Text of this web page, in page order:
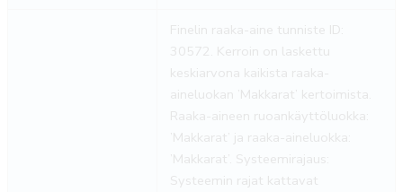
Finelin raaka-aine tunniste ID:
30572. Kerroin on laskettu
keskiarvona kaikista raaka-
aineluokan ’Makkarat’ kertoimista.
Raaka-aineen ruoankäyttöluokka:
’Makkarat’ ja raaka-aineluokka:
’Makkarat’. Systeemirajaus:
Systeemin rajat kattavat